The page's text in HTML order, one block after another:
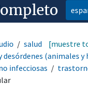
salud animal y
desórdenes (animales y
infecciosas
[muestre